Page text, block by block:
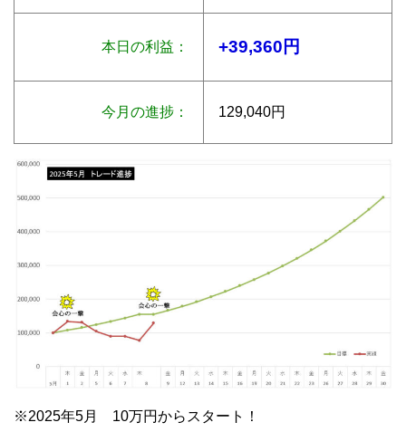
本日の利益： +39,360円
今月の進捗： 129,040円
※2025年5月 10万円からスタート！